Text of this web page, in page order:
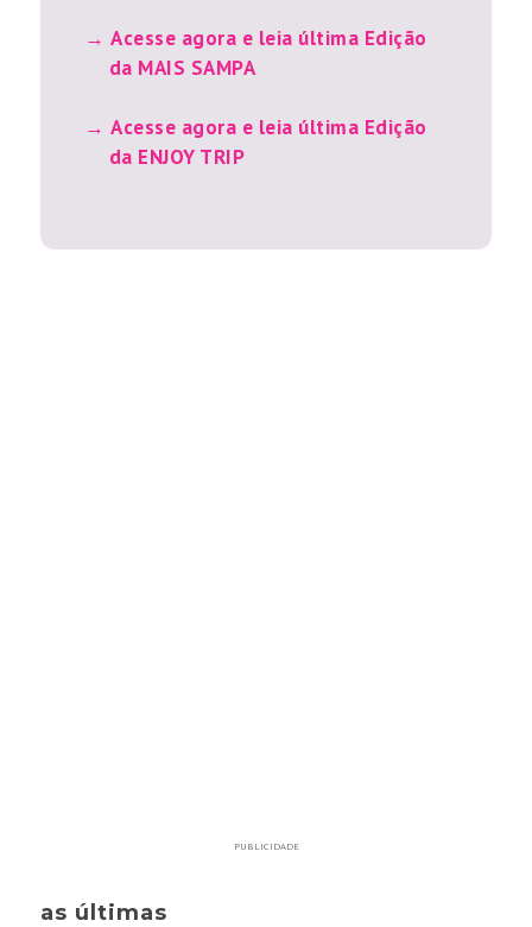
Acesse agora e leia última Edição
da MAIS SAMPA
Acesse agora e leia última Edição
da ENJOY TRIP
PUBLICIDADE
as últimas